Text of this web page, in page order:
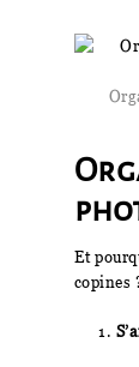
Et
copines